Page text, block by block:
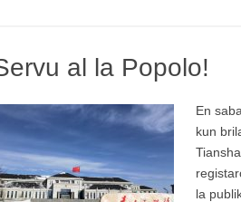
al la Popolo!
En
kun
la